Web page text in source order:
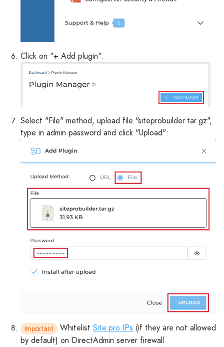
Click on "+ Add plugin":
Select "File" method, upload file "siteprobuilder.tar.gz",
type in admin password and click "Upload":
Important Whitelist Site.pro IPs (if they are not allowed
by default) on DirectAdmin server firewall